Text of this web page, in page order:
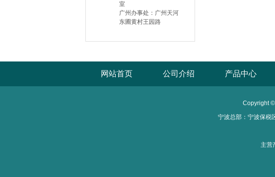
室
广州办事处：广州天河
东圃黄村王园路
网站首页 公司介绍 产品中心
Copyright
宁波总部：宁波保税
主营